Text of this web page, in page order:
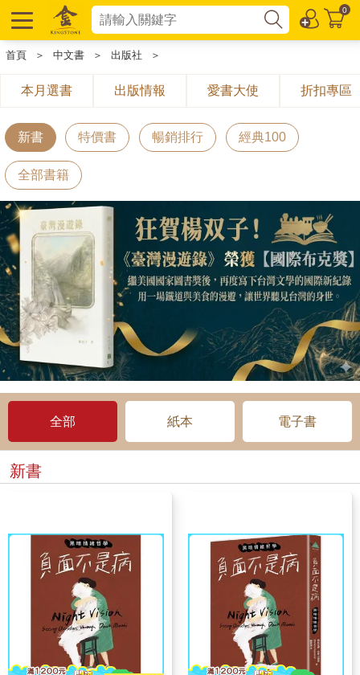
0
首頁 ＞ 中文書 ＞ 出版社 ＞
本月選書 出版情報 愛書大使 折扣專區
新書 特價書 暢銷排行 經典100
全部書籍
全部 紙本 電子書
新書